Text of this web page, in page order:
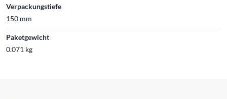
Verpackungstiefe
150 mm
Paketgewicht
0.071 kg